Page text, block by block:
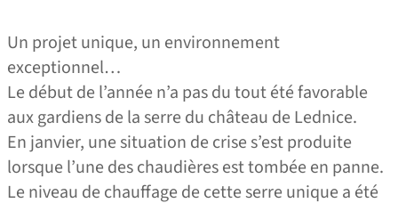
Un projet unique, un environnement
exceptionnel…
Le début de l’année n’a pas du tout été favorable
aux gardiens de la serre du château de Lednice.
En janvier, une situation de crise s’est produite
lorsque l’une des chaudières est tombée en panne.
Le niveau de chauffage de cette serre unique a été